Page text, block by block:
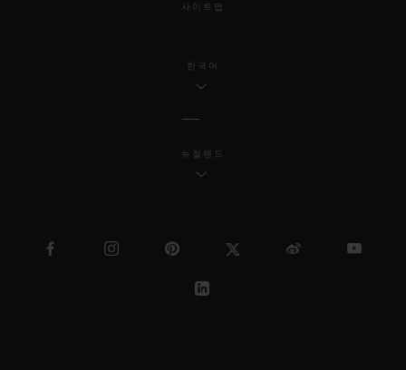
사이트맵
한국어
뉴질랜드